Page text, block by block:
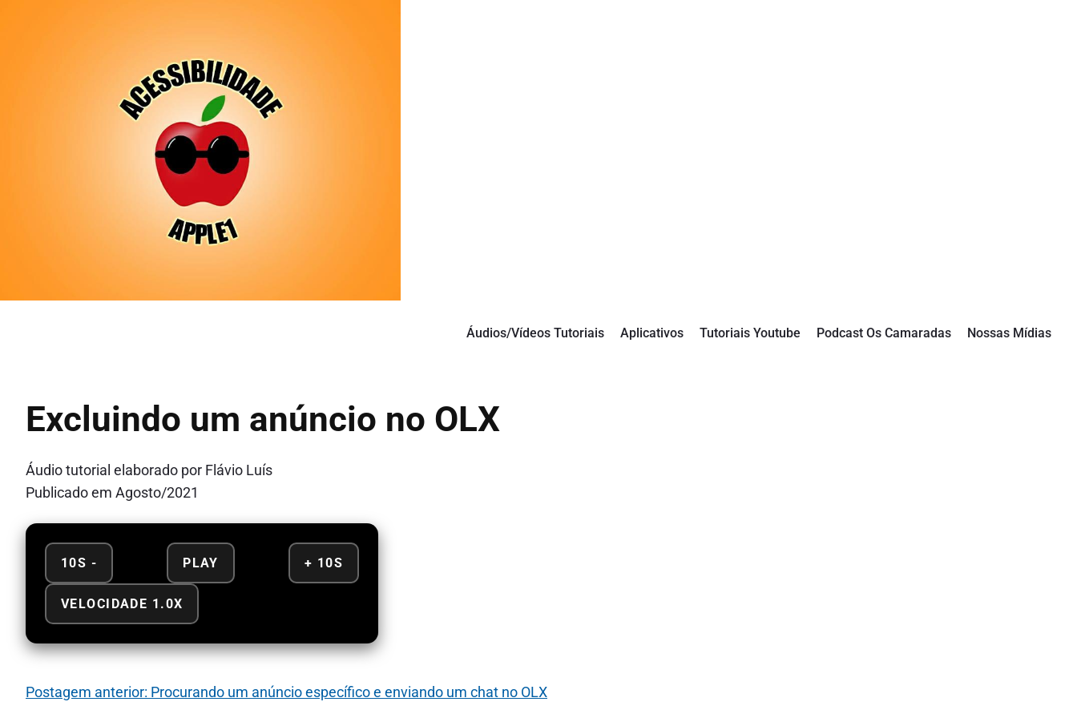
Áudios/Vídeos Tutoriais Aplicativos Tutoriais Youtube Podcast Os Camaradas Nossas Mídias
Excluindo um anúncio no OLX
Áudio tutorial elaborado por Flávio Luís
Publicado em Agosto/2021
10S - PLAY + 10S
VELOCIDADE 1.0X
Postagem anterior: Procurando um anúncio específico e enviando um chat no OLX